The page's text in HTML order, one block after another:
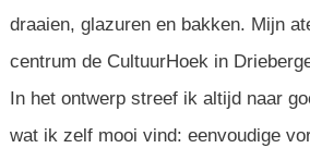
draaien, glazuren en bakken. Mijn
centrum de CultuurHoek in
In het ontwerp streef ik altijd naar
wat ik zelf mooi vind: eenvoudige